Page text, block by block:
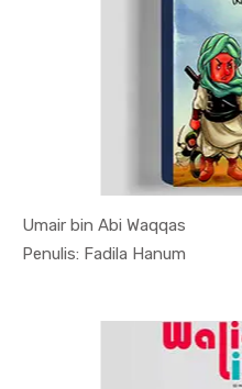
Umair bin Abi Waqqas
Penulis: Fadila Hanum